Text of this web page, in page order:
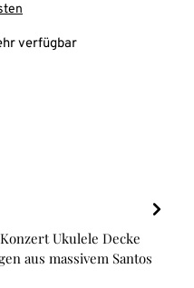
verfügbar
Ukulele Decke
aus massivem Santos